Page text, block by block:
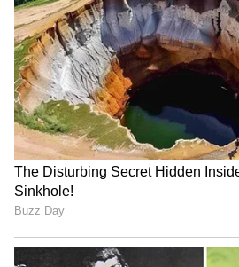
ಶೇ.50 ರಿಂದ ಶೇ.18 ಕ್ಕೆ TAX
ಟ್ರಂಪ್ ಐತಿಹಾಸಿಕ ಒಪ್ಪಂದ |
Trade Deal | Party Rounds